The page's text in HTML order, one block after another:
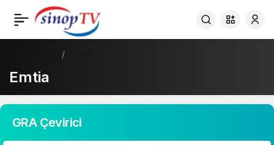
Emtia
GRA Çevirici